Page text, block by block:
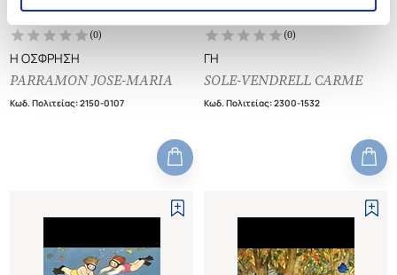
Εξαντλημένο
(0)
Η ΟΣΦΡΗΣΗ
PARRAMON JOSE-MARIA
Κωδ. Πολιτείας:2150-0107
Εξαντλημένο
(0)
ΓΗ
SOLE-VENDRELL CARME
Κωδ. Πολιτείας:2300-1532